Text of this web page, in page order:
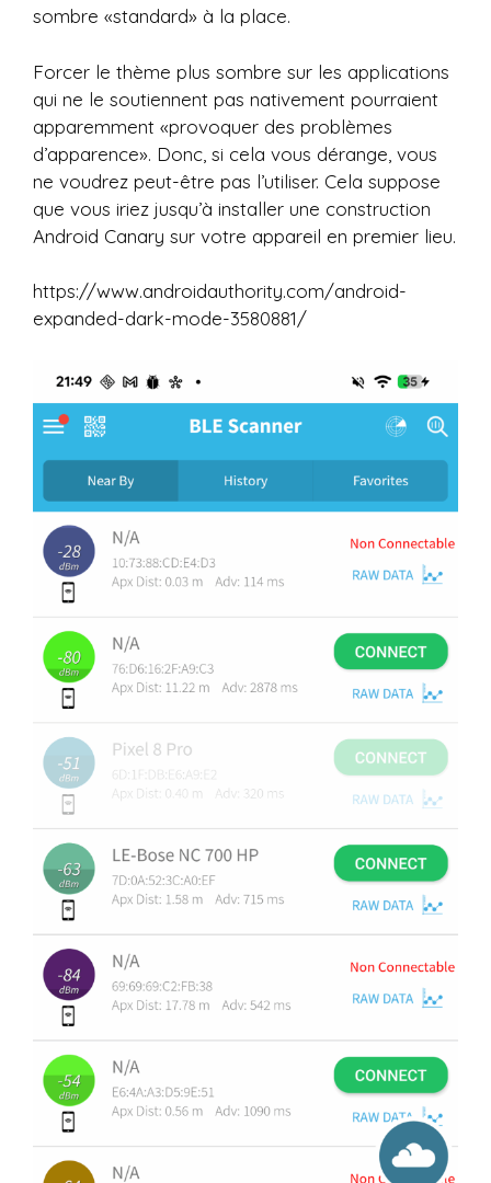
sombre «standard» à la place.
Forcer le thème plus sombre sur les applications
qui ne le soutiennent pas nativement pourraient
apparemment «provoquer des problèmes
d’apparence». Donc, si cela vous dérange, vous
ne voudrez peut-être pas l’utiliser. Cela suppose
que vous iriez jusqu’à installer une construction
Android Canary sur votre appareil en premier lieu.
https://www.androidauthority.com/android-
expanded-dark-mode-3580881/